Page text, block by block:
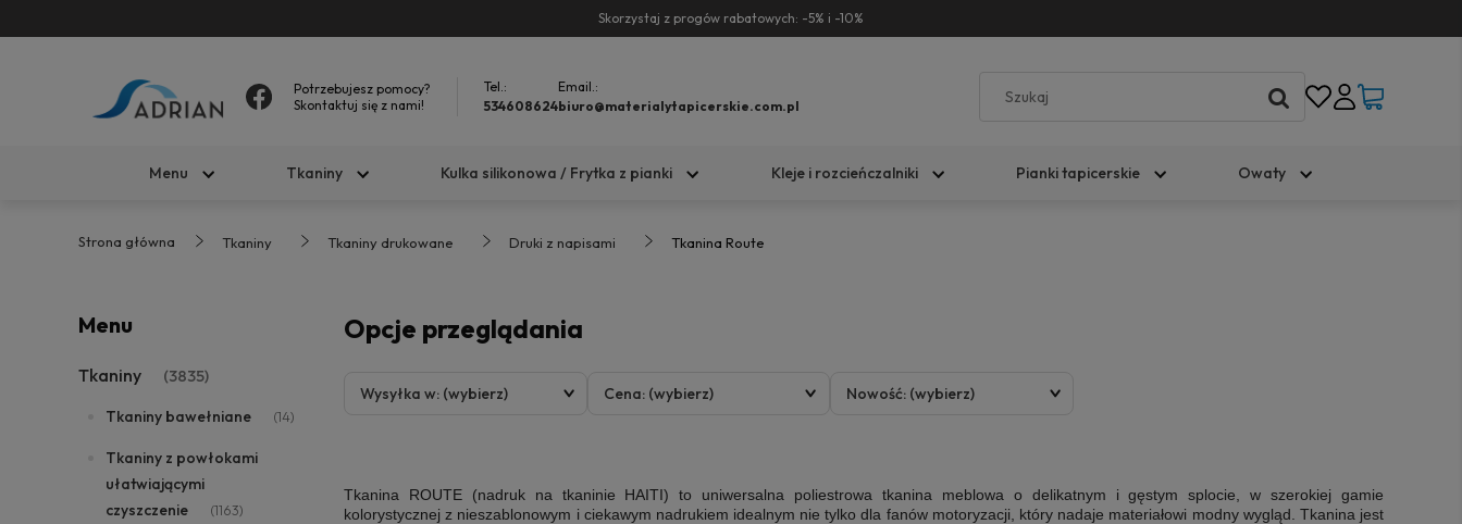
Skorzystaj z progów rabatowych: -5% i -10%
Potrzebujesz pomocy?
Skontaktuj się z nami!
Tel.:
534608624
Email.:
biuro@materialytapicerskie.com.pl
Menu Tkaniny Kulka silikonowa / Frytka z pianki Kleje i rozcieńczalniki Pianki tapicerskie Owaty
Strona główna Tkaniny Tkaniny drukowane Druki z napisami Tkanina Route
Menu
Tkaniny (3835)
Tkaniny bawełniane (14)
Tkaniny z powłokami
ułatwiającymi
czyszczenie
(1163)
Opcje przeglądania
Wysyłka w: (wybierz) Cena: (wybierz) Nowość: (wybierz)
Tkanina ROUTE (nadruk na tkaninie HAITI) to uniwersalna poliestrowa tkanina meblowa o delikatnym i gęstym splocie,w szerokiej gamie
kolorystycznej z nieszablonowym i ciekawym nadrukiem idealnym nie tylko dla fanów motoryzacji, który nadaje materiałowi modny wygląd . Tkanina jest